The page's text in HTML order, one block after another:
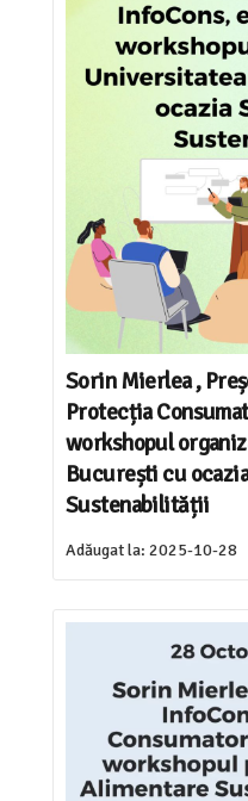
Sorin Mierlea ,
Protecția
workshopul
București cu
Sustenabilității
Adăugat la: 2025-10-28